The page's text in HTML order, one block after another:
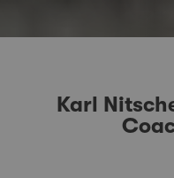
Karl